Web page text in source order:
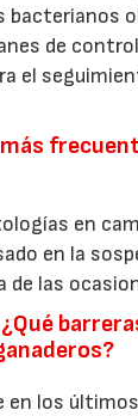
de
el
en
en la
de las
los